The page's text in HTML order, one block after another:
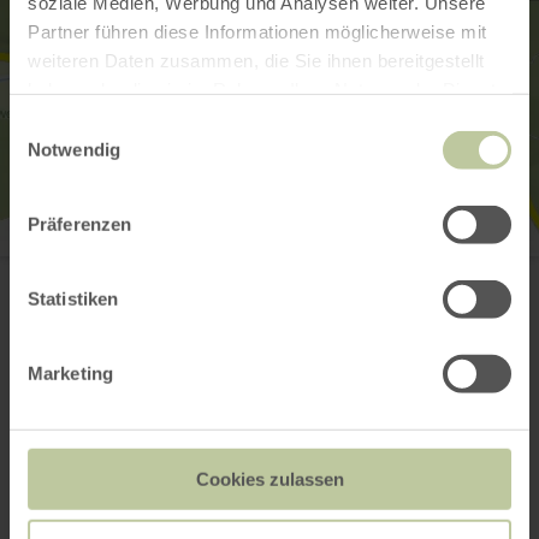
Partner führen diese Informationen möglicherweise mit
weiteren Daten zusammen, die Sie ihnen bereitgestellt
Notwendig
Präferenzen
Statistiken
Marketing
Cookies zulassen
Eingang Inklusionsgarten
53533 Müsch
Anreise planen
in Karte anzeigen